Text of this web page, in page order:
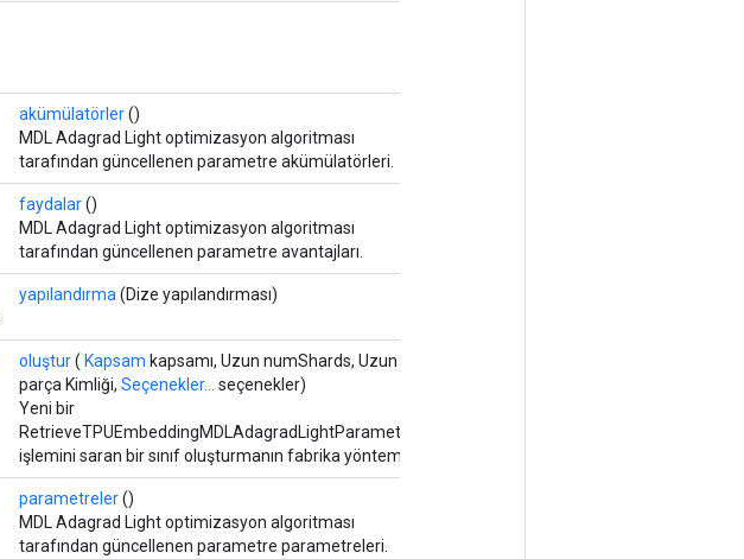
akümülatörler()
MDL Adagrad Light optimizasyon algoritması
tarafından güncellenen parametre akümülatörleri.
faydalar()
MDL Adagrad Light optimizasyon algoritması
tarafından güncellenen parametre avantajları.
yapılandırma (Dize yapılandırması)
oluştur( Kapsam kapsamı, Uzun numShards, Uzun
parça Kimliği, Seçenekler...
seçenekler)
Yeni bir
RetrieveTPUEmbeddingMDLAdagradLightParameters
işlemini saran bir sınıf oluşturmanın fabrika yöntemi.
parametreler()
MDL Adagrad Light optimizasyon algoritması
tarafından güncellenen parametre parametreleri.